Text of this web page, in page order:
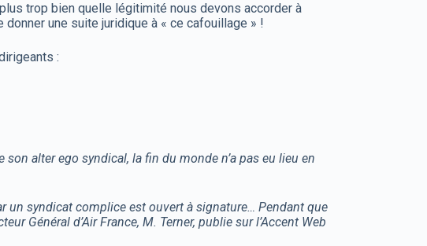
trop bien quelle légitimité nous devons accorder à
une suite juridique à « ce cafouillage » !
:
alter ego syndical, la fin du monde n’a pas eu lieu en
un syndicat complice est ouvert à signature… Pendant que
Général d’Air France, M. Terner, publie sur l’Accent Web